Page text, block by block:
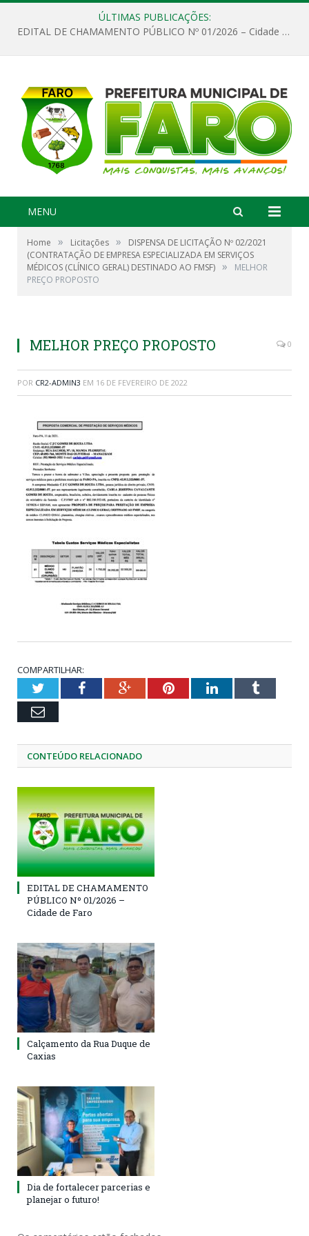
ÚLTIMAS PUBLICAÇÕES:
EDITAL DE CHAMAMENTO PÚBLICO Nº 01/2026 – Cidade de Faro
MENU
Home » Licitações »
DISPENSA DE LICITAÇÃO Nº 02/2021
(CONTRATAÇÃO DE EMPRESA ESPECIALIZADA EM SERVIÇOS
MÉDICOS (CLÍNICO GERAL) DESTINADO AO FMSF) »
MELHOR
PREÇO PROPOSTO
MELHOR PREÇO PROPOSTO 0
POR CR2-ADMIN3 EM 16 DE FEVEREIRO DE 2022
COMPARTILHAR:
TwitterFacebookGoogle+PinterestLinkedInTumblr
Email
CONTEÚDO RELACIONADO
EDITAL DE CHAMAMENTO
PÚBLICO Nº 01/2026 –
Cidade de Faro
Calçamento da Rua Duque de
Caxias
Dia de fortalecer parcerias e
planejar o futuro!